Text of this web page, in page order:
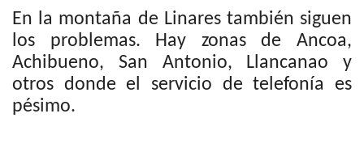
En la montaña de Linares también siguen
los problemas. Hay zonas de Ancoa,
Achibueno, San Antonio, Llancanao y
otros donde el servicio de telefonía es
pésimo.